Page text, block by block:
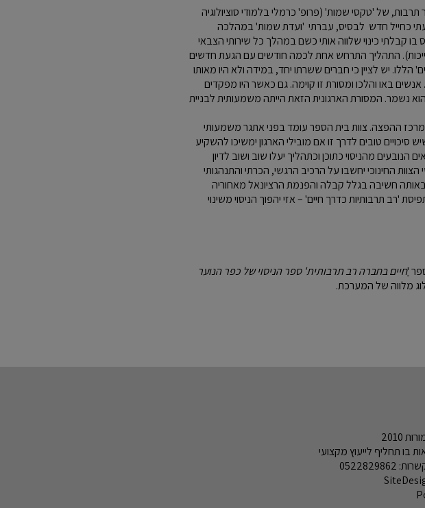
של 'טקסי שמות' (פרופ' כרמלי בלמודי סוציולוגיה
כחייל חדש לבסיס, עברתי 'ועדת שמות' במהלכה
בו קבלתי כינוי שלווה אותי כשם במהלך כל שירותי הצבאי
התהליך התרחש אחת לכמה חודשים עם הגעת חדשים
יש לציין כי חברים ששרתו יחד, במידה ולא היו מאותו
באו והלכו ומסורת זו קוימה. גם כאשר היו מפקדים
נשמר. המסורת הארגונית הזאת הייתה משמעותית לבניית
מרכז ההפצה. צוות בית הספר עומד בפני אתגר משמעותי
סיכויים טובים לדרך זו אם מובילי הארגון ימשיכו להשקיע
מהניסוי כתוכן וכתהליך יעלו שוב ושוב לדיון
החינוכי יחשבו על הרכיב הרגשי, הכרתי והתנהגותי
באותה חשיבה בגלל קבלה והפנמת הרציונאל מאחוריה
'רב תרבותיות כדרך חיים' – אזי יהפוך הניסוי משינוי
'חיים בחברה רב תרבותית' ספר הניסוי של כפר הנוער
מלווה של המערכת.
2010
בו תחליף לייעוץ מקצועי
0522829862